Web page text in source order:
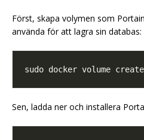
Först, skapa volymen som
använda för att lagra sin databas:
Sen, ladda ner och installera